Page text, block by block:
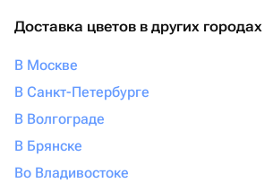
Доставка цветов в других городах
В Москве
В Санкт-Петербурге
В Волгограде
В Брянске
Во Владивостоке